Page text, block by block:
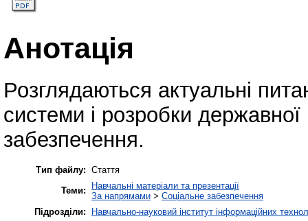
Анотація
Розглядаються актуальні
системи і розробки
забезпечення.
Тип файлу: Стаття
Теми:
Навчальні матеріали та презентації
За напрямами > Соціальне забезпечення
Підрозділи:
Навчально-науковий інститут інформаційних